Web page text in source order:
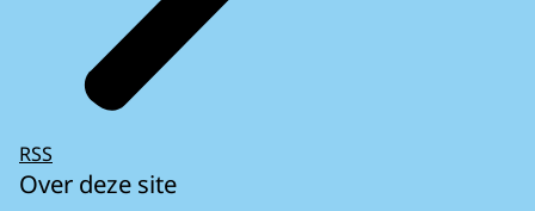
RSS
Over deze site